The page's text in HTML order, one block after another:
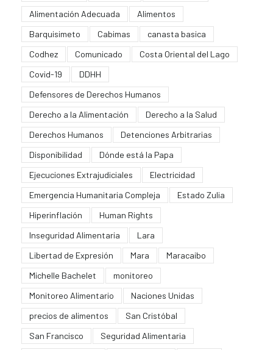
Alimentación Adecuada
Alimentos
Barquisimeto
Cabimas
canasta basica
Codhez
Comunicado
Costa Oriental del Lago
Covid-19
DDHH
Defensores de Derechos Humanos
Derecho a la Alimentación
Derecho a la Salud
Derechos Humanos
Detenciones Arbitrarias
Disponibilidad
Dónde está la Papa
Ejecuciones Extrajudiciales
Electricidad
Emergencia Humanitaria Compleja
Estado Zulia
Hiperinflación
Human Rights
Inseguridad Alimentaria
Lara
Libertad de Expresión
Mara
Maracaibo
Michelle Bachelet
monitoreo
Monitoreo Alimentario
Naciones Unidas
precios de alimentos
San Cristóbal
San Francisco
Seguridad Alimentaria